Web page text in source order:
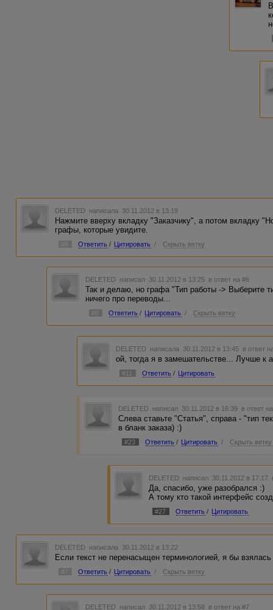
DELETED написала 30.11.2012 в 13:19
Нажмите вверху вкладку "Заказчику", а потом вкладку
графы, которые увидите.
Ответить / Цитировать / Скрыть ветку
DELETED написал 30.11.2012 в 13:25 в ответ на #6
Так и делаю, но графа "Тип работы -> Выберите
ничего про переводы...
#8 Ответить / Цитировать / Скрыть ветку
DELETED написала 30.11.2012 в 13:45 в ответ
ой, тогда я в замешательстве... Лучше к
#11 Ответить / Цитировать
DELETED написал 30.11.2012 в 16:39 в ответ
Слева ставьте "Статья", справа - "тип
в бланк заказа) :)
#23 Ответить / Цитировать / Скрыть ветку
DELETED написал 30.11.2012 в 17:17
Да, спасибо, уже разобрался :)
А тому кто такой интерфейс
#27 Ответить / Цитировать
DELETED написала 30.11.2012 в 13:22
Если текст не перенасыщен терминологией, я бы взялась
#7 Ответить / Цитировать / Скрыть ветку
DELETED написал 30.11.2012 в 13:58 в ответ на #7